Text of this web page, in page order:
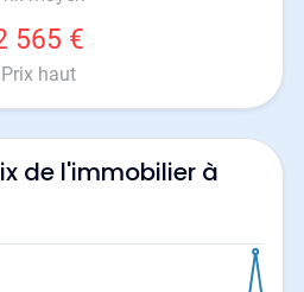
565 €
Prix haut
de l'immobilier à